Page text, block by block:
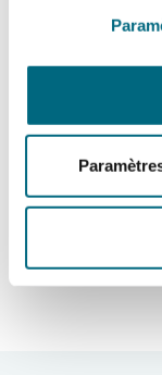
colleagues
Further
assets and
here.